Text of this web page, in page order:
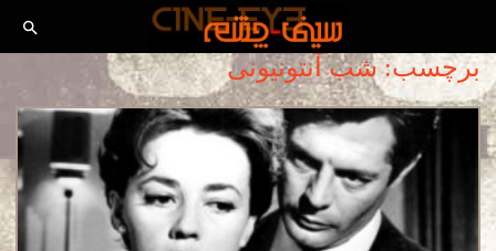
برچسب: شب آنتونیونی